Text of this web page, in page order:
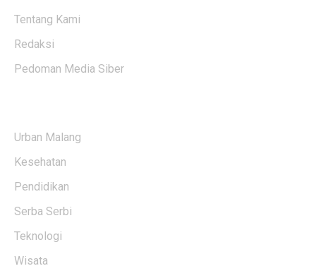
Tentang Kami
Redaksi
Pedoman Media Siber
Urban Malang
Kesehatan
Pendidikan
Serba Serbi
Teknologi
Wisata